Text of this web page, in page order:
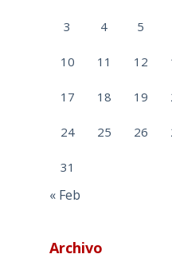
3 4 5
10 11 12
17 18 19
24 25 26
31
« Feb
Archivo